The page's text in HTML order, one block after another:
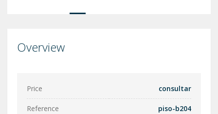
Overview
Price consultar
Reference piso-b204